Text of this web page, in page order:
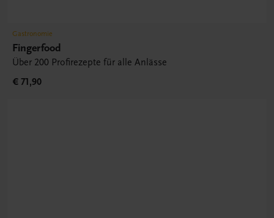
Gastronomie
Fingerfood
Über 200 Profirezepte für alle Anlässe
€ 71,90